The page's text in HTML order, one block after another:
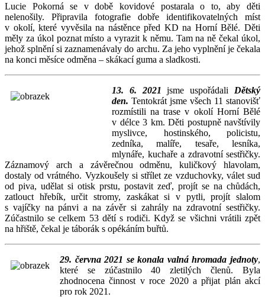
Lucie Pokorná se v době kovidové postarala o to, aby děti
nelenošily. Připravila fotografie dobře identifikovatelných míst
v okolí, které vyvěsila na nástěnce před KD na Horní Bělé. Děti
měly za úkol poznat místo a vyrazit k němu. Tam na ně čekal úkol,
jehož splnění si zaznamenávaly do archu. Za jeho vyplnění je čekala
na konci měsíce odměna – skákací guma a sladkosti.
13. 6. 2021 jsme uspořádali Dětský
den. Tentokrát jsme všech 11 stanovišť
rozmístili na trase v okolí Horní Bělé
v délce 3 km. Děti postupně navštívily
myslivce, hostinského, policistu,
zedníka, malíře, tesaře, lesníka,
mlynáře, kuchaře a zdravotní sestřičky.
Záznamový arch a závěrečnou odměnu, kuličkový hlavolam,
dostaly od vrátného. Vyzkoušely si střílet ze vzduchovky, válet sud
od piva, udělat si otisk prstu, postavit zeď, projít se na chůdách,
zatlouct hřebík, určit stromy, zaskákat si v pytli, projít slalom
s vajíčky na pánvi a na závěr si zahrály na zdravotní sestřičky.
Zúčastnilo se celkem 53 dětí s rodiči. Když se všichni vrátili zpět
na hřiště, čekal je táborák s opékáním buřtů.
29. června 2021 se konala valná hromada jednoty,
které se zúčastnilo 40 zletilých členů. Byla
zhodnocena činnost v roce 2020 a přijat plán akcí
pro rok 2021.